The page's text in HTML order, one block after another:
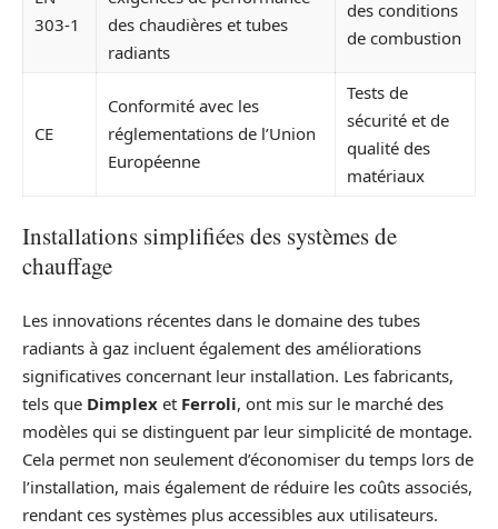
303-1
des chaudières et tubes
radiants
des conditions
de combustion
CE
Conformité avec les
réglementations de l’Union
Européenne
Tests de
sécurité et de
qualité des
matériaux
Installations simplifiées des systèmes de
chauffage
Les innovations récentes dans le domaine des tubes
radiants à gaz incluent également des améliorations
significatives concernant leur installation. Les fabricants,
tels que Dimplex et Ferroli, ont mis sur le marché des
modèles qui se distinguent par leur simplicité de montage.
Cela permet non seulement d’économiser du temps lors de
l’installation, mais également de réduire les coûts associés,
rendant ces systèmes plus accessibles aux utilisateurs.